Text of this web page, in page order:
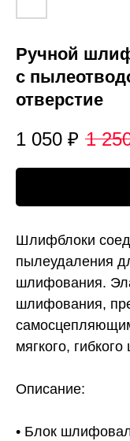
Ручной
с
отверстие
1 050 ₽ 1
Шлифблоки
пылеудаления
шлифования.
шлифования,
мягкого,
Описание:
• Блок